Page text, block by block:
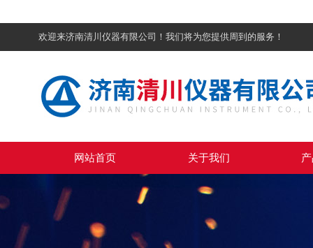
欢迎来济南清川仪器有限公司！我们将为您提供周到的服务！
网站首页 关于我们